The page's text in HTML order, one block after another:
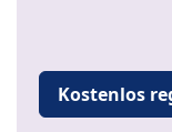
Kostenlos